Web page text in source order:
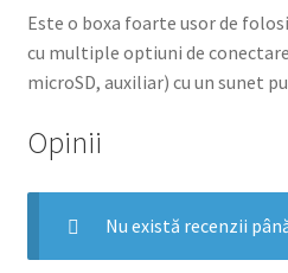
Este o boxa foarte usor de
cu multiple optiuni de
microSD, auxiliar) cu un sunet
Opinii
Nu există recenzii